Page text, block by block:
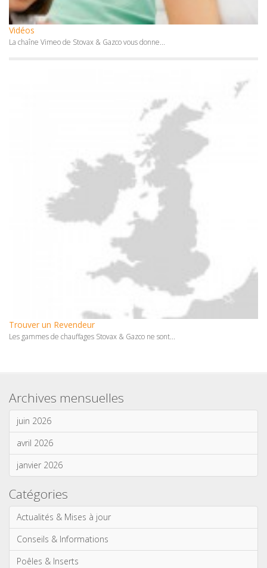
Vidéos
La chaîne Vimeo de Stovax & Gazco vous donne...
Trouver un Revendeur
Les gammes de chauffages Stovax & Gazco ne sont...
Archives mensuelles
juin 2026
avril 2026
janvier 2026
Catégories
Actualités & Mises à jour
Conseils & Informations
Poêles & Inserts